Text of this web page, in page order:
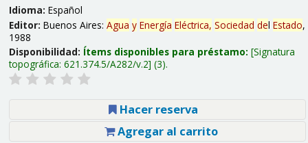
Idioma: Español
Editor: Buenos Aires: Agua y Energía Eléctrica, Sociedad del Estado,
1988
Disponibilidad: Ítems disponibles para préstamo: Signatura
topográfica: 621.374.5/A282/v.2 (3).
Hacer reserva
Agregar al carrito